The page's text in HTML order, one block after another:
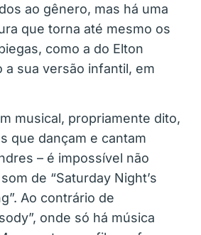
ao gênero, mas há uma
que torna até mesmo os
como a do Elton
a sua versão infantil, em
musical, propriamente dito,
que dançam e cantam
– é impossível não
de “Saturday Night’s
Ao contrário de
onde só há música